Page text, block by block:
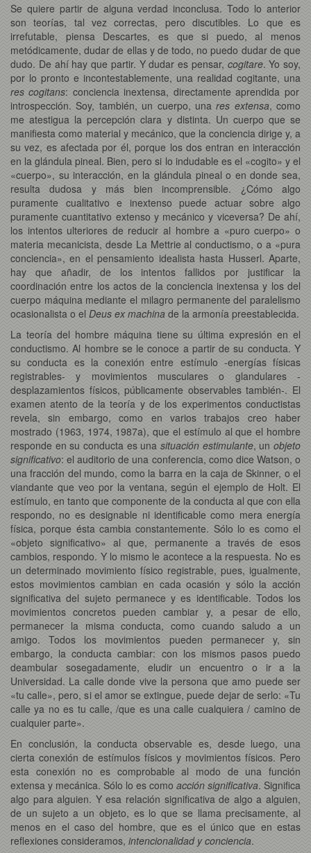
Se quiere partir de alguna verdad inconclusa. Todo lo anterior
son teorías, tal vez correctas, pero discutibles. Lo que es
irrefutable, piensa Descartes, es que si puedo, al menos
metódicamente, dudar de ellas y de todo, no puedo dudar de que
dudo. De ahí hay que partir. Y dudar es pensar, cogitare. Yo soy,
por lo pronto e incontestablemente, una realidad cogitante, una
res cogitans: conciencia inextensa, directamente aprendida por
introspección. Soy, también, un cuerpo, unares extensa, como
me atestigua la percepción clara y distinta. Un cuerpo que se
manifiesta como material y mecánico, que la conciencia dirige y, a
su vez, es afectada por él, porque los dos entran en interacción
en la glándula pineal. Bien, pero si lo indudable es el «cogito» y el
«cuerpo», su interacción, en la glándula pineal o en donde sea,
resulta dudosa y más bien incomprensible. ¿Cómo algo
puramente cualitativo e inextenso puede actuar sobre algo
puramente cuantitativo extenso y mecánico y viceversa? De ahí,
los intentos ulteriores de reducir al hombre a «puro cuerpo» o
materia mecanicista, desde La Mettrie al conductismo, o a «pura
conciencia», en el pensamiento idealista hasta Husserl. Aparte,
hay que añadir, de los intentos fallidos por justificar la
coordinación entre los actos de la conciencia inextensa y los del
cuerpo máquina mediante el milagro permanente del paralelismo
ocasionalista o el Deus ex machina de la armonía preestablecida.
La teoría del hombre máquina tiene su última expresión en el
conductismo. Al hombre se le conoce a partir de su conducta. Y
su conducta es la conexión entre estímulo -energías físicas
registrables- y movimientos musculares o glandulares -
desplazamientos físicos, públicamente observables también-. El
examen atento de la teoría y de los experimentos conductistas
revela, sin embargo, como en varios trabajos creo haber
mostrado (1963, 1974, 1987a), que el estímulo al que el hombre
responde en su conducta es una situación estimulante, unobjeto
significativo: el auditorio de una conferencia, como dice Watson, o
una fracción del mundo, como la barra en la caja de Skinner, o el
viandante que veo por la ventana, según el ejemplo de Holt. El
estímulo, en tanto que componente de la conducta al que con ella
respondo, no es designable ni identificable como mera energía
física, porque ésta cambia constantemente. Sólo lo es como el
«objeto significativo» al que, permanente a través de esos
cambios, respondo. Y lo mismo le acontece a la respuesta. No es
un determinado movimiento físico registrable, pues, igualmente,
estos movimientos cambian en cada ocasión y sólo la acción
significativa del sujeto permanece y es identificable. Todos los
movimientos concretos pueden cambiar y, a pesar de ello,
permanecer la misma conducta, como cuando saludo a un
amigo. Todos los movimientos pueden permanecer y, sin
embargo, la conducta cambiar: con los mismos pasos puedo
deambular sosegadamente, eludir un encuentro o ir a la
Universidad. La calle donde vive la persona que amo puede ser
«tu calle», pero, si el amor se extingue, puede dejar de serlo: «Tu
calle ya no es tu calle, /que es una calle cualquiera / camino de
cualquier parte».
En conclusión, la conducta observable es, desde luego, una
cierta conexión de estímulos físicos y movimientos físicos. Pero
esta conexión no es comprobable al modo de una función
extensa y mecánica. Sólo lo es como acción significativa. Significa
algo para alguien. Y esa relación significativa de algo a alguien,
de un sujeto a un objeto, es lo que se llama precisamente, al
menos en el caso del hombre, que es el único que en estas
reflexiones consideramos, intencionalidad y conciencia.